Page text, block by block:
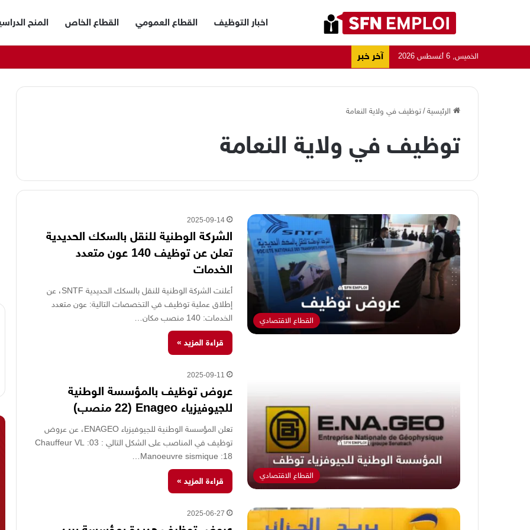
اخبار التوظيف القطاع العمومي القطاع الخاص المنح
الخميس, 6 أغسطس 2026 آخر خبر
الرئيسية/توظيف في ولاية النعامة
توظيف في ولاية النعامة
القطاع الاقتصادي
2025-09-14
الشركة الوطنية للنقل بالسكك الحديدية
تعلن عن توظيف 140 عون متعدد
الخدمات
أعلنت الشركة الوطنية للنقل بالسكك الحديدية SNTF، عن
إطلاق عملية توظيف في التخصصات التالية: عون متعدد
الخدمات: 140 منصب مكان…
قراءة المزيد »
القطاع الاقتصادي
2025-09-11
عروض توظيف بالمؤسسة الوطنية
للجيوفيزياء Enageo (22 منصب)
تعلن المؤسسة الوطنية للجيوفيزياء ENAGEO، عن عروض
توظيف في المناصب على الشكل التالي : Chauffeur VL :03
Manoeuvre sismique :18…
قراءة المزيد »
2025-06-27